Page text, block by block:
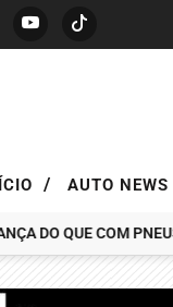
/ AUTO NEWS
DO QUE COM PNEUS